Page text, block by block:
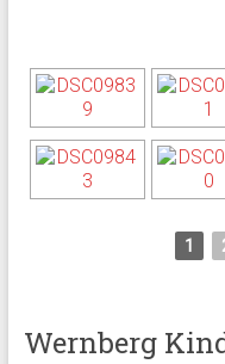
1
Wernberg